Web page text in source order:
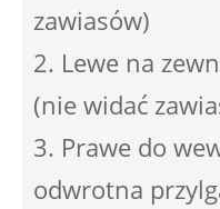
zawiasów)
2. Lewe na
(nie widać
3. Prawe do
odwrotna